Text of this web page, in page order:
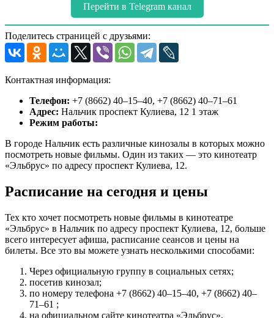
Перейти в Telegram канал
Поделитесь страницей с друзьями:
Контактная информация:
Телефон: +7 (8662) 40‒15‒40, +7 (8662) 40‒71‒61
Адрес: Нальчик проспект Кулиева, 12 1 этаж
Режим работы:
В городе Нальчик есть различные кинозалы в которых можно
посмотреть новые фильмы. Один из таких — это кинотеатр
«Эльбрус» по адресу проспект Кулиева, 12.
Расписание на сегодня и цены
Тех кто хочет посмотреть новые фильмы в кинотеатре
«Эльбрус» в Нальчик по адресу проспект Кулиева, 12, больше
всего интересует афиша, расписание сеансов и цены на
билеты. Все это вы можете узнать несколькими способами:
Через официальную группу в социальных сетях;
посетив кинозал;
по номеру телефона +7 (8662) 40‒15‒40, +7 (8662) 40‒
71‒61 ;
на официальном сайте кинотеатра «Эльбрус».